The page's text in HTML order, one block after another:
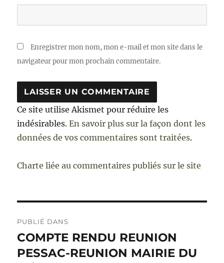
Enregistrer mon nom, mon e-mail et mon site dans le
navigateur pour mon prochain commentaire.
Ce site utilise Akismet pour réduire les
indésirables.En savoir plus sur la façon dont les
données de vos commentaires sont traitées.
Charte liée au commentaires publiés sur le site
de
l’article
PUBLIÉ DANS
COMPTE RENDU REUNION
PESSAC-REUNION MAIRIE DU